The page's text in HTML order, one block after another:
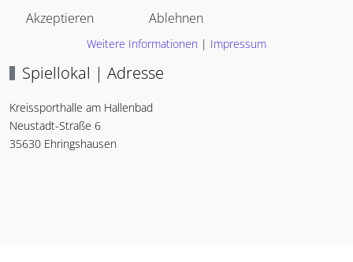
Spiellokal | Adresse
Kreissporthalle am Hallenbad
Neustadt-Straße 6
35630 Ehringshausen
Akzeptieren Ablehnen
Weitere Informationen | Impressum